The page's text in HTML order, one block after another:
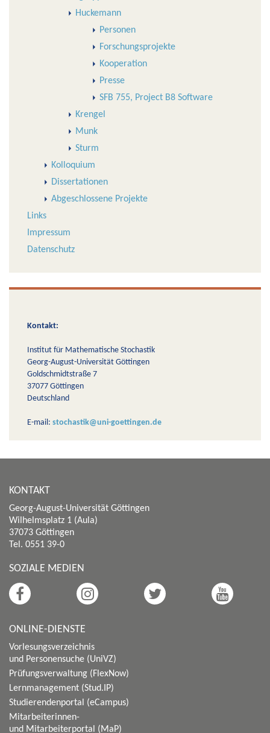
Huckemann
Personen
Forschungsprojekte
Kooperation
Presse
SFB 755, Project B8 Software
Krengel
Munk
Sturm
Kolloquium
Dissertationen
Abgeschlossene Projekte
Links
Impressum
Datenschutz
Kontakt:
Institut für Mathematische Stochastik
Georg-August-Universität Göttingen
Goldschmidtstraße 7
37077 Göttingen
Deutschland
E-mail: stochastik@uni-goettingen.de
KONTAKT
Georg-August-Universität Göttingen
Wilhelmsplatz 1 (Aula)
37073 Göttingen
Tel. 0551 39-0
SOZIALE MEDIEN
ONLINE-DIENSTE
Vorlesungsverzeichnis
und Personensuche (UniVZ)
Prüfungsverwaltung (FlexNow)
Lernmanagement (Stud.IP)
Studierendenportal (eCampus)
Mitarbeiterinnen-
und Mitarbeiterportal (MaP)